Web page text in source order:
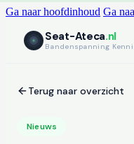
Ga naar hoofdinhoud Ga
Seat-Ateca.nl
Bandenspanning
Terug naar overzicht
Nieuws